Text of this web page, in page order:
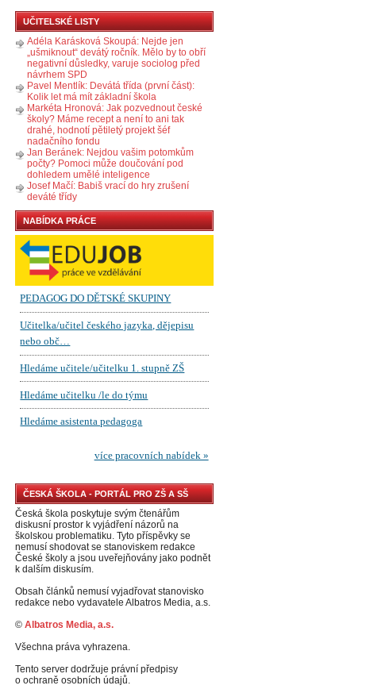
UČITELSKÉ LISTY
Adéla Karásková Skoupá: Nejde jen
„ušmiknout“ devátý ročník. Mělo by to obří
negativní důsledky, varuje sociolog před
návrhem SPD
Pavel Mentlík: Devátá třída (první část):
Kolik let má mít základní škola
Markéta Hronová: Jak pozvednout české
školy? Máme recept a není to ani tak
drahé, hodnotí pětiletý projekt šéf
nadačního fondu
Jan Beránek: Nejdou vašim potomkům
počty? Pomoci může doučování pod
dohledem umělé inteligence
Josef Mačí: Babiš vrací do hry zrušení
deváté třídy
NABÍDKA PRÁCE
ČESKÁ ŠKOLA - PORTÁL PRO ZŠ A SŠ
Česká škola poskytuje svým čtenářům
diskusní prostor k vyjádření názorů na
školskou problematiku. Tyto příspěvky se
nemusí shodovat se stanoviskem redakce
České školy a jsou uveřejňovány jako podnět
k dalším diskusím.
Obsah článků nemusí vyjadřovat stanovisko
redakce nebo vydavatele Albatros Media, a.s.
© Albatros Media, a.s.
Všechna práva vyhrazena.
Tento server dodržuje právní předpisy
o ochraně osobních údajů.